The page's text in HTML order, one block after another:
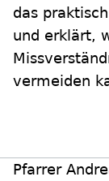
das
und erklärt,
vermeiden
Pfarrer